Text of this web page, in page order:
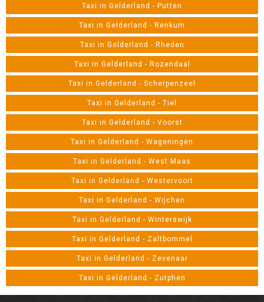
Taxi in Gelderland - Putten
Taxi in Gelderland - Renkum
Taxi in Gelderland - Rheden
Taxi in Gelderland - Rozendaal
Taxi in Gelderland - Scherpenzeel
Taxi in Gelderland - Tiel
Taxi in Gelderland - Voorst
Taxi in Gelderland - Wageningen
Taxi in Gelderland - West Maas
Taxi in Gelderland - Westervoort
Taxi in Gelderland - Wijchen
Taxi in Gelderland - Winterswijk
Taxi in Gelderland - Zaltbommel
Taxi in Gelderland - Zevenaar
Taxi in Gelderland - Zutphen